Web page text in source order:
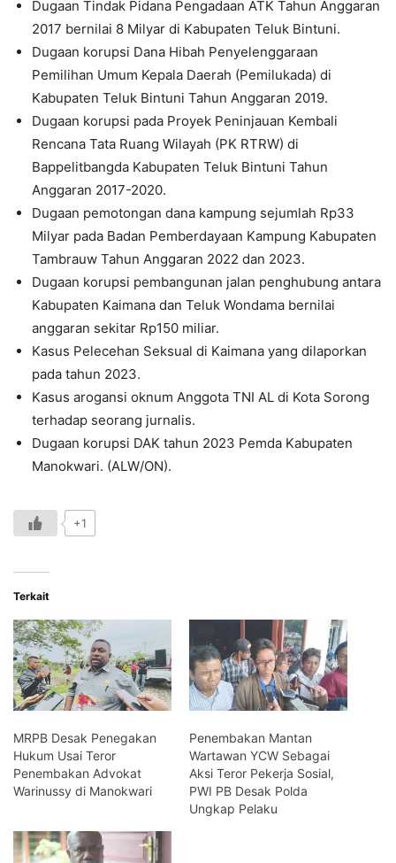
Dugaan Tindak Pidana Pengadaan ATK Tahun Anggaran
2017 bernilai 8 Milyar di Kabupaten Teluk Bintuni.
Dugaan korupsi Dana Hibah Penyelenggaraan
Pemilihan Umum Kepala Daerah (Pemilukada) di
Kabupaten Teluk Bintuni Tahun Anggaran 2019.
Dugaan korupsi pada Proyek Peninjauan Kembali
Rencana Tata Ruang Wilayah (PK RTRW) di
Bappelitbangda Kabupaten Teluk Bintuni Tahun
Anggaran 2017-2020.
Dugaan pemotongan dana kampung sejumlah Rp33
Milyar pada Badan Pemberdayaan Kampung Kabupaten
Tambrauw Tahun Anggaran 2022 dan 2023.
Dugaan korupsi pembangunan jalan penghubung antara
Kabupaten Kaimana dan Teluk Wondama bernilai
anggaran sekitar Rp150 miliar.
Kasus Pelecehan Seksual di Kaimana yang dilaporkan
pada tahun 2023.
Kasus arogansi oknum Anggota TNI AL di Kota Sorong
terhadap seorang jurnalis.
Dugaan korupsi DAK tahun 2023 Pemda Kabupaten
Manokwari. (ALW/ON).
+1
Terkait
MRPB Desak Penegakan
Hukum Usai Teror
Penembakan Advokat
Warinussy di Manokwari
Penembakan Mantan
Wartawan YCW Sebagai
Aksi Teror Pekerja Sosial,
PWI PB Desak Polda
Ungkap Pelaku